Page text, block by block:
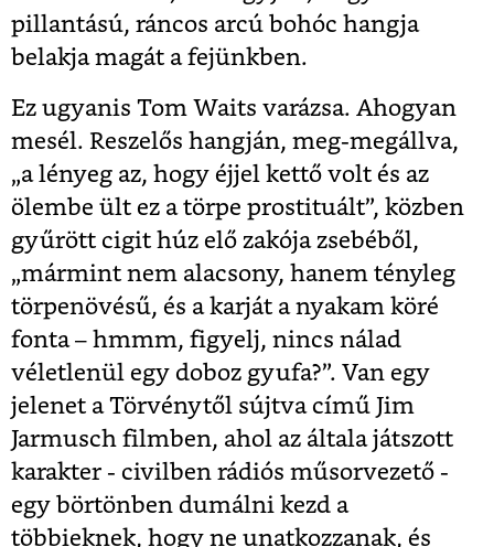
pillantású, ráncos arcú bohóc hangja
belakja magát a fejünkben.
Ez ugyanis Tom Waits varázsa. Ahogyan
mesél. Reszelős hangján, meg-megállva,
„a lényeg az, hogy éjjel kettő volt és az
ölembe ült ez a törpe prostituált”, közben
gyűrött cigit húz elő zakója zsebéből,
„mármint nem alacsony, hanem tényleg
törpenövésű, és a karját a nyakam köré
fonta – hmmm, figyelj, nincs nálad
véletlenül egy doboz gyufa?”. Van egy
jelenet a Törvénytől sújtva című Jim
Jarmusch filmben, ahol az általa játszott
karakter - civilben rádiós műsorvezető -
egy börtönben dumálni kezd a
többieknek, hogy ne unatkozzanak, és